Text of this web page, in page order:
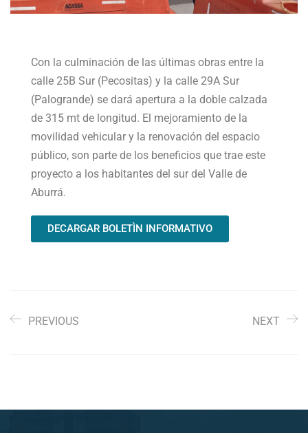
Con la culminación de las últimas obras entre la
calle 25B Sur (Pecositas) y la calle 29A Sur
(Palogrande) se dará apertura a la doble calzada
de 315 mt de longitud. El mejoramiento de la
movilidad vehicular y la renovación del espacio
público, son parte de los beneficios que trae este
proyecto a los habitantes del sur del Valle de
Aburrá.
DECARGAR BOLETÌN INFORMATIVO
PREVIOUS NEXT